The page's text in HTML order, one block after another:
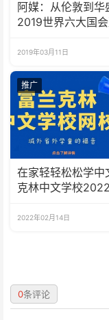
阿媒：从伦敦到
2019世界六大国
2019年03月11日
推广
在家轻轻松松学中
克林中文学校
2022年02月14日
0条评论